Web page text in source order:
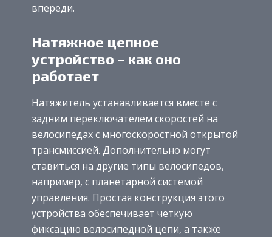
впереди.
Натяжное цепное
устройство – как оно
работает
Натяжитель устанавливается вместе с
задним переключателем скоростей на
велосипедах с многоскоростной открытой
трансмиссией. Дополнительно могут
ставиться на другие типы велосипедов,
например, с планетарной системой
управления. Простая конструкция этого
устройства обеспечивает четкую
фиксацию велосипедной цепи, а также